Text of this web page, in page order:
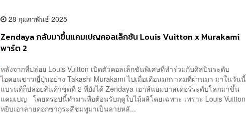
28 กุมภาพันธ์ 2025
Zendaya กลับมาขึ้นแคมเปญคอลเล็กชัน Louis Vuitton x Murakami
พาร์ต 2
หลังจากที่ปล่อย Louis Vuitton เปิดตัวคอลเล็กชันพิเศษที่ทำร่วมกับศิลปินระดับ
ไอคอนชาวญี่ปุ่นอย่าง Takashi Murakami ไปเมื่อเดือนมกราคมที่ผ่านมา มาในวันนี้
แบรนด์ก็ปล่อยสินค้าชุดที่ 2 ที่ยังได้ Zendaya เฮาส์แอมบาสเดอร์ระดับโลกมาขึ้น
แคมเปญ โดยดรอปนี้ทำมาเพื่อต้อนรับฤดูใบไม้ผลิโดยเฉพาะ เพราะ Louis Vuitton
หยิบเอาลายดอกซากุระสีชมพูมาเป็นลายหลั...